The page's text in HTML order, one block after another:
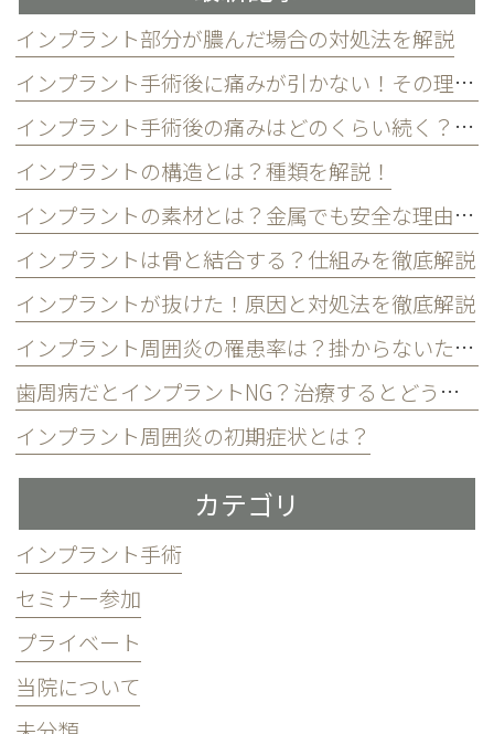
インプラント部分が膿んだ場合の対処法を解説
インプラント手術後に痛みが引かない！その理由と対処法を解説
インプラント手術後の痛みはどのくらい続く？和らげるには？
インプラントの構造とは？種類を解説！
インプラントの素材とは？金属でも安全な理由とは
インプラントは骨と結合する？仕組みを徹底解説
インプラントが抜けた！原因と対処法を徹底解説
インプラント周囲炎の罹患率は？掛からないための3つの習慣
歯周病だとインプラントNG？治療するとどうなる？
インプラント周囲炎の初期症状とは？
カテゴリ
インプラント手術
セミナー参加
プライベート
当院について